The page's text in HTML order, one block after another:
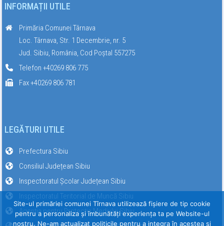
INFORMAȚII UTILE
Primăria Comunei Târnava
Loc. Târnava, Str. 1 Decembrie, nr. 5
Jud. Sibiu, România, Cod Poștal 557275
Telefon +40269 806 775
Fax +40269 806 781
LEGĂTURI UTILE
Prefectura Sibiu
Consiliul Județean Sibiu
Inspectoratul Școlar Județean Sibiu
Inspectoratul Teritorial de Muncă Sibiu
Agenția pentru Protecția Mediului Sibiu
Site-ul primăriei comunei Tîrnava utilizează fişiere de tip cookie
pentru a personaliza și îmbunătăți experiența ta pe Website-ul
nostru. Ne-am actualizat politicile pentru a integra în acestea si